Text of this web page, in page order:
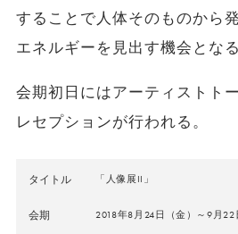
することで人体そのものから
エネルギーを見出す機会とな
会期初日にはアーティストト
レセプションが行われる。
タイトル 「人像展II」
会期 2018年8月24日（金）～9月22